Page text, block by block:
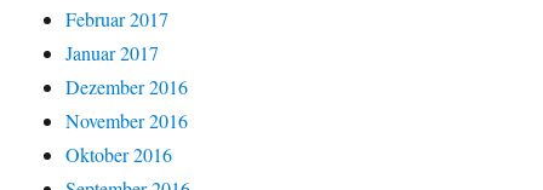
Februar 2017
Januar 2017
Dezember 2016
November 2016
Oktober 2016